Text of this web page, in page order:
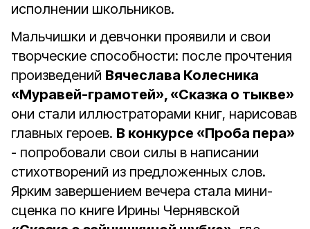
исполнении школьников.
Мальчишки и девчонки проявили и свои
творческие способности: после прочтения
произведений Вячеслава Колесника
«Муравей-грамотей», «Сказка о тыкве»
они стали иллюстраторами книг, нарисовав
главных героев. В конкурсе «Проба пера»
- попробовали свои силы в написании
стихотворений из предложенных слов.
Ярким завершением вечера стала мини-
сценка по книге Ирины Чернявской